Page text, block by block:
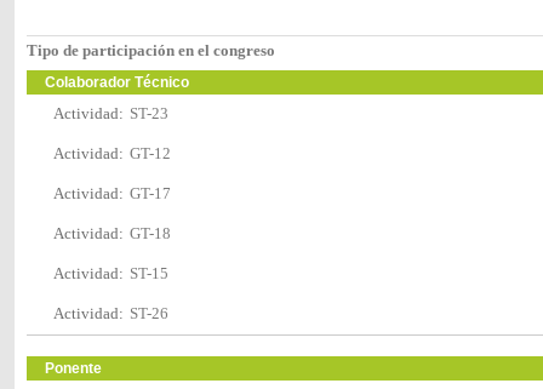
Tipo de participación en el congreso
Colaborador Técnico
Actividad: ST-23
Actividad: GT-12
Actividad: GT-17
Actividad: GT-18
Actividad: ST-15
Actividad: ST-26
Ponente